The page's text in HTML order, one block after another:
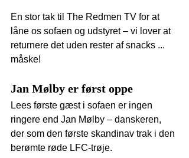
En stor tak til The Redmen TV for at
låne os sofaen og udstyret – vi lover at
returnere det uden rester af snacks ...
måske!
Jan Mølby er først oppe
Lees første gæst i sofaen er ingen
ringere end Jan Mølby – danskeren,
der som den første skandinav trak i den
berømte røde LFC-trøje.